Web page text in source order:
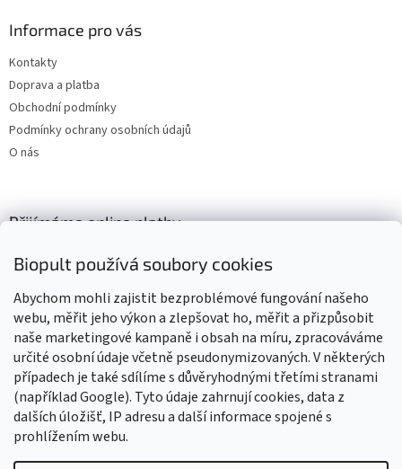
Biopult používá soubory cookies
Abychom mohli zajistit bezproblémové fungování našeho
webu, měřit jeho výkon a zlepšovat ho, měřit a přizpůsobit
naše marketingové kampaně i obsah na míru, zpracováváme
určité osobní údaje včetně pseudonymizovaných. V některých
případech je také sdílíme s důvěryhodnými třetími stranami
(například Google). Tyto údaje zahrnují cookies, data z
dalších úložišť, IP adresu a další informace spojené s
prohlížením webu.
Informace pro vás
Kontakty
Doprava a platba
Obchodní podmínky
Podmínky ochrany osobních údajů
O nás
Přijímáme online platby
Výrobky označené BIO jsou certifikované kontrolní organizací CZ-
BIO-003